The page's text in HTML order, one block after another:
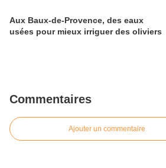
Aux Baux-de-Provence, des eaux
usées pour mieux irriguer des oliviers
Commentaires
Ajouter un commentaire